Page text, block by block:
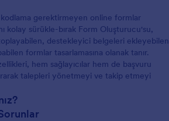
gerektirmeyen online formlar
kolay sürükle-bırak Form Oluşturucu'su,
destekleyici belgeleri ekleyebilen
formlar tasarlamasına olanak tanır.
hem sağlayıcılar hem de başvuru
talepleri yönetmeyi ve takip etmeyi